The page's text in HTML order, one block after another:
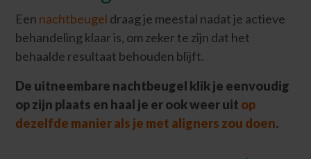
Een nachtbeugel draag je meestal nadat je actieve
behandeling klaar is, om zeker te zijn dat het
behaalde resultaat behouden blijft.
De uitneembare nachtbeugel klik je eenvoudig
op zijn plaats en haal je er ook weer uit op
dezelfde manier als je met aligners zou doen.